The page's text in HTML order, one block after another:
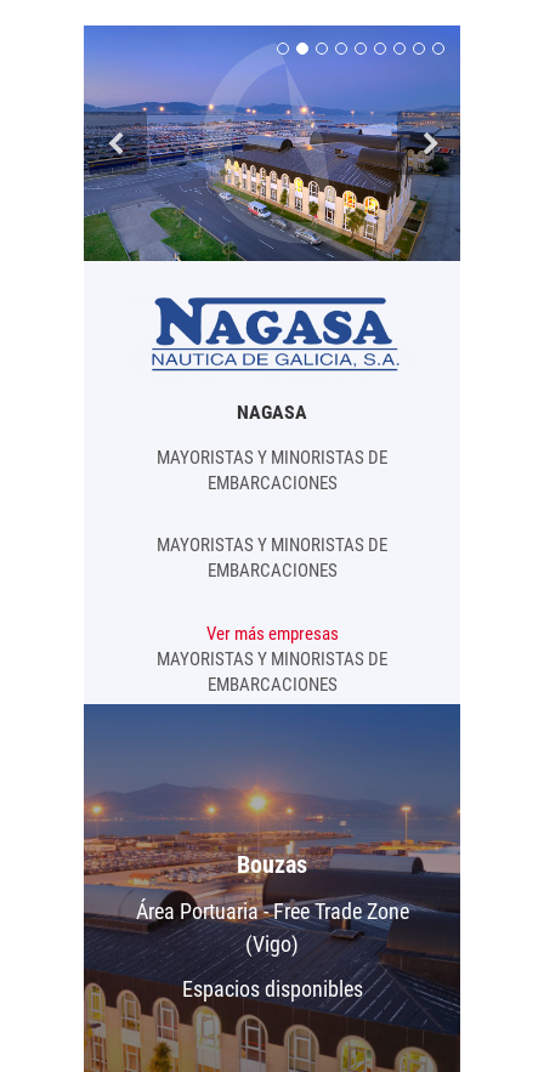
NAGASA
MAYORISTAS Y MINORISTAS DE
EMBARCACIONES
MAYORISTAS Y MINORISTAS DE
EMBARCACIONES
Ver más empresas
MAYORISTAS Y MINORISTAS DE
EMBARCACIONES
Bouzas
Área Portuaria - Free Trade Zone
(Vigo)
Espacios disponibles
VER ESPACIOS